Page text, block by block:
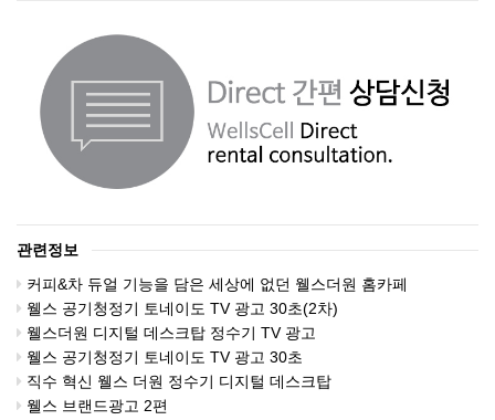
관련정보
커피&차 듀얼 기능을 담은 세상에 없던 웰스더원 홈카페
웰스 공기청정기 토네이도 TV 광고 30초(2차)
웰스더원 디지털 데스크탑 정수기 TV 광고
웰스 공기청정기 토네이도 TV 광고 30초
직수 혁신 웰스 더원 정수기 디지털 데스크탑
웰스 브랜드광고 2편